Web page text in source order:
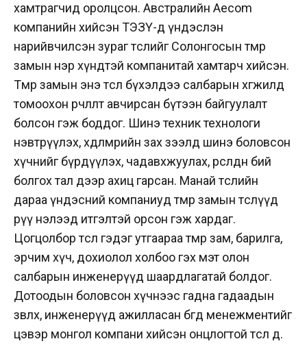
хамтрагчид оролцсон. Австралийн Aecom
компанийн хийсэн ТЭЗҮ-д үндэслэн
нарийвчилсэн зураг төслийг Солонгосын төмөр
замын нэр хүндтэй компанитай хамтарч хийсэн.
Төмөр замын энэ төсөл бүхэлдээ салбарын хөгжилд
томоохон өөрчлөлт авчирсан бүтээн байгуулалт
болсон гэж боддог. Шинэ техник технологи
нэвтрүүлэх, хөдөлмөрийн зах зээлд шинэ боловсон
хүчнийг бүрдүүлэх, чадавхжуулах, өрсөлдөөн бий
болгох тал дээр ахиц гарсан. Манай төслийн
дараа үндэсний компаниуд төмөр замын төслүүд
рүү нэлээд итгэлтэй орсон гэж хардаг.
Цогцолбор төсөл гэдэг утгаараа төмөр зам, барилга,
эрчим хүч, дохиолол холбоо гэх мэт олон
салбарын инженерүүд шаардлагатай болдог.
Дотоодын боловсон хүчнээс гадна гадаадын
зөвлөх, инженерүүд ажилласан бөгөөд менежментийг
цэвэр монгол компани хийсэн онцлогтой төсөл дөө.